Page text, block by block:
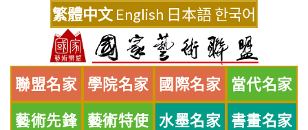
繁體中文 English 日本語한국어
聯盟名家 學院名家 國際名家 當代名家
藝術先鋒 藝術特使 水墨名家 書畫名家